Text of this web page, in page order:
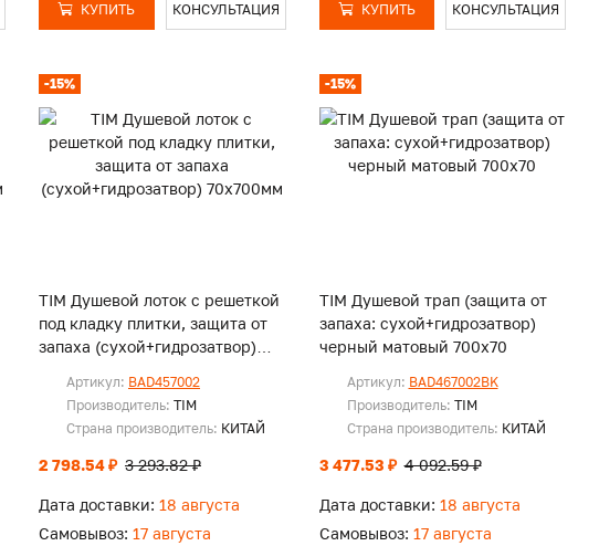
КУПИТЬ КОНСУЛЬТАЦИЯ КУПИТЬ КОНСУЛЬТАЦИЯ
-15%
TIM Душевой лоток с решеткой
под кладку плитки, защита от
запаха (сухой+гидрозатвор)
Артикул: BAD457002
Производитель: TIM
Страна производитель: КИТАЙ
2 798.54 ₽ 3 293.82 ₽
Дата доставки: 18 августа
Самовывоз: 17 августа
-15%
TIM Душевой трап (защита от
запаха: сухой+гидрозатвор)
черный матовый 700х70
Артикул: BAD467002BK
Производитель: TIM
Страна производитель: КИТАЙ
3 477.53 ₽ 4 092.59 ₽
Дата доставки: 18 августа
Самовывоз: 17 августа